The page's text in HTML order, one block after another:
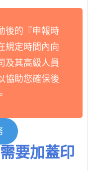
後的『申報時
規定時間內向
及其高級人員
協助您確保後
要加蓋印